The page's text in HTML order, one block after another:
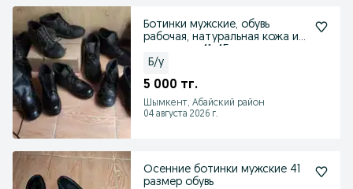
Ботинки мужские, обувь
рабочая, натуральная кожа и
Б/у
5 000 тг.
Шымкент, Абайский район
04 августа 2026 г.
Осенние ботинки мужские 41
размер обувь